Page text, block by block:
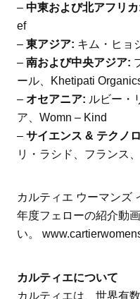
– 中東および北アフリ
ef
– 東アジア: キム・ヒョ
– 南および中央アジア:
ール、Khetipati
– オセアニア: ルビー・
ア、Womn – Kind
– サイエンス & テクノ
リ・ラシド、フランス
カルティエ ウーマンズ
年度フェローの紹介動
い。
カルティエについて
カルティエは、世界有